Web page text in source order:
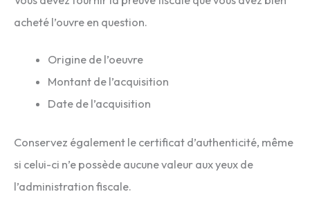
acheté l’ouvre en question.
Origine de l’oeuvre
Montant de l’acquisition
Date de l’acquisition
Conservez également le certificat d’authenticité, même
si celui-ci n’e possède aucune valeur aux yeux de
l’administration fiscale.